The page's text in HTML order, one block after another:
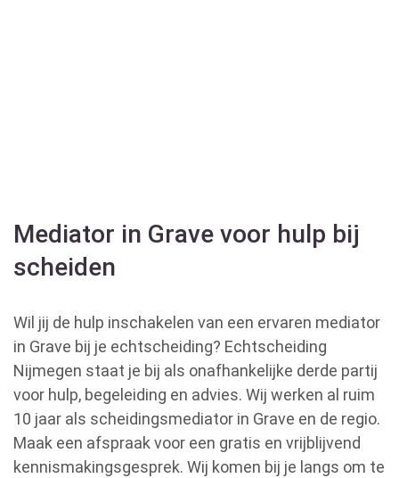
Mediator in Grave voor hulp bij
scheiden
Wil jij de hulp inschakelen van een ervaren mediator
in Grave bij je echtscheiding? Echtscheiding
Nijmegen staat je bij als onafhankelijke derde partij
voor hulp, begeleiding en advies. Wij werken al ruim
10 jaar als scheidingsmediator in Grave en de regio.
Maak een afspraak voor een gratis en vrijblijvend
kennismakingsgesprek. Wij komen bij je langs om te